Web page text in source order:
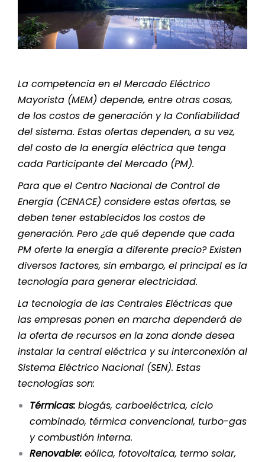
La competencia en el Mercado Eléctrico
Mayorista (MEM) depende, entre otras cosas,
de los costos de generación y la Confiabilidad
del sistema. Estas ofertas dependen, a su vez,
del costo de la energía eléctrica que tenga
cada Participante del Mercado (PM).
Para que el Centro Nacional de Control de
Energía (CENACE) considere estas ofertas, se
deben tener establecidos los costos de
generación. Pero ¿de qué depende que cada
PM oferte la energía a diferente precio? Existen
diversos factores, sin embargo, el principal es la
tecnología para generar electricidad.
La tecnología de las Centrales Eléctricas que
las empresas ponen en marcha dependerá de
la oferta de recursos en la zona donde desea
instalar la central eléctrica y su interconexión al
Sistema Eléctrico Nacional (SEN). Estas
tecnologías son:
Térmicas: biogás, carboeléctrica, ciclo
combinado, térmica convencional, turbo-gas
y combustión interna.
Renovable: eólica, fotovoltaica, termo solar,